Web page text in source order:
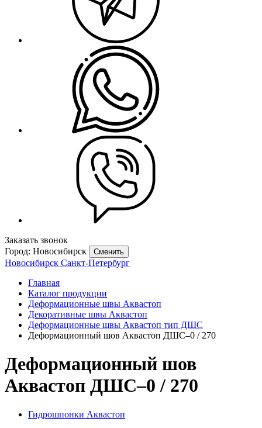
Заказать звонок
Город: Новосибирск
Сменить
Новосибирск Санкт-Петербург
Главная
Каталог продукции
Деформационные швы Аквастоп
Декоративные швы Аквастоп
Деформационные швы Аквастоп тип ДШС
Деформационный шов Аквастоп ДШС–0 / 270
Деформационный шов
Аквастоп ДШС–0 / 270
Гидрошпонки Аквастоп